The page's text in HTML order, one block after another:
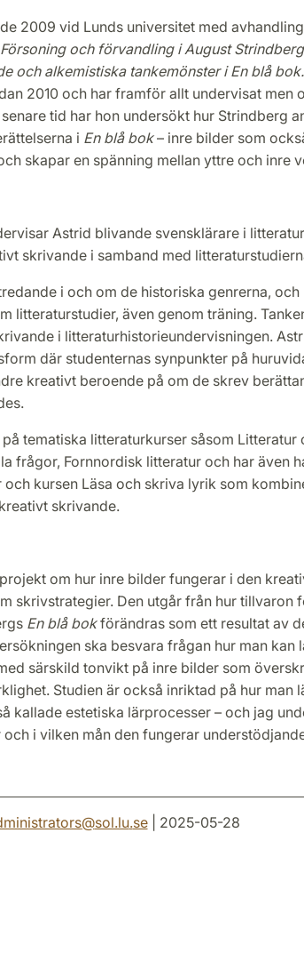
2009 vid Lunds universitet med
och förvandling i August
och alkemistiska tankemönster i En blå bok.
2010 och har framför allt undervisat men
tid har hon undersökt hur Strindberg
i En blå bok– inre bilder som
skapar en spänning mellan yttre och inre
Astrid blivande svensklärare i
skrivande i samband med
i och om de historiska genrerna,
litteraturstudier, även genom träning.
i litteraturhistorieundervisningen.
där studenternas synpunkter på
kreativt beroende på om de skrev
tematiska litteraturkurser såsom Litteratur
frågor, Fornnordisk litteratur och har även
kursen Läsa och skriva lyrik som
skrivande.
om hur inre bilder fungerar i den
skrivstrategier. Den utgår från hur tillvaron
En blå bokförändras som ett resultat av
ska besvara frågan hur man kan
särskild tonvikt på inre bilder som
Studien är också inriktad på hur man
kallade estetiska lärprocesser – och jag
i vilken mån den fungerar
@sol.lu.se| 2025-05-28